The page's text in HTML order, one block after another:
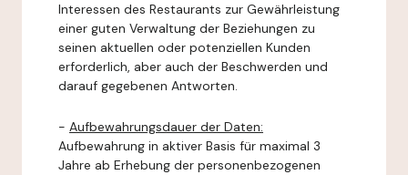
Interessen des Restaurants zur Gewährleistung
einer guten Verwaltung der Beziehungen zu
seinen aktuellen oder potenziellen Kunden
erforderlich, aber auch der Beschwerden und
darauf gegebenen Antworten.
- Aufbewahrungsdauer der Daten:
Aufbewahrung in aktiver Basis für maximal 3
Jahre ab Erhebung der personenbezogenen